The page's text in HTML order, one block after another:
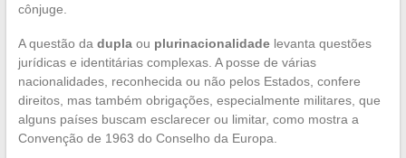
cônjuge.
A questão da duplaou plurinacionalidadelevanta questões
jurídicas e identitárias complexas. A posse de várias
nacionalidades, reconhecida ou não pelos Estados, confere
direitos, mas também obrigações, especialmente militares, que
alguns países buscam esclarecer ou limitar, como mostra a
Convenção de 1963 do Conselho da Europa.